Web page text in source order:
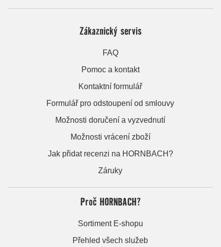
Zákaznický servis
FAQ
Pomoc a kontakt
Kontaktní formulář
Formulář pro odstoupení od smlouvy
Možnosti doručení a vyzvednutí
Možnosti vrácení zboží
Jak přidat recenzi na HORNBACH?
Záruky
Proč HORNBACH?
Sortiment E-shopu
Přehled všech služeb